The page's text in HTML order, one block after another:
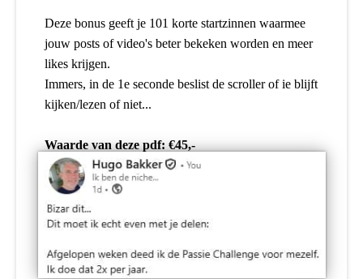
Deze bonus geeft je 101 korte startzinnen waarmee
jouw posts of video's beter bekeken worden en meer
likes krijgen.
Immers, in de 1e seconde beslist de scroller of ie blijft
kijken/lezen of niet...
Waarde van deze pdf: €45,-